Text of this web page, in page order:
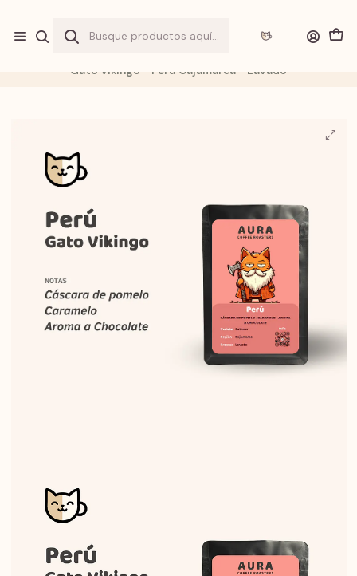
Gran Santiago
Gato Vikingo - Perú Cajamarca - Lavado